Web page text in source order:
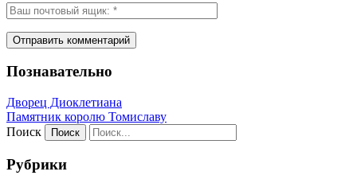
Познавательно
Дворец Диоклетиана
Памятник королю Томиславу
Поиск
Рубрики